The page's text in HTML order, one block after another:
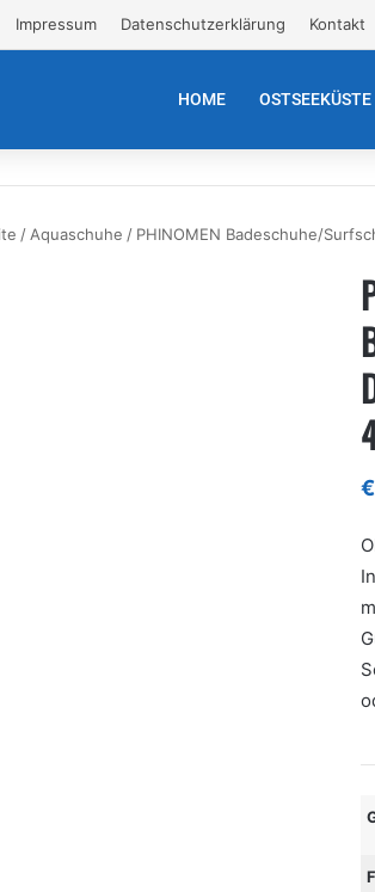
Impressum Datenschutzerklärung Kontakt
HOME OSTSEEKÜSTE
/ Aquaschuhe / PHINOMEN Badeschuhe/
€